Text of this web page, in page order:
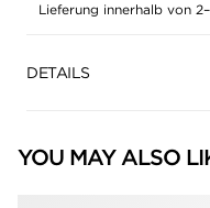
Lieferung innerhalb von
DETAILS
YOU MAY ALSO